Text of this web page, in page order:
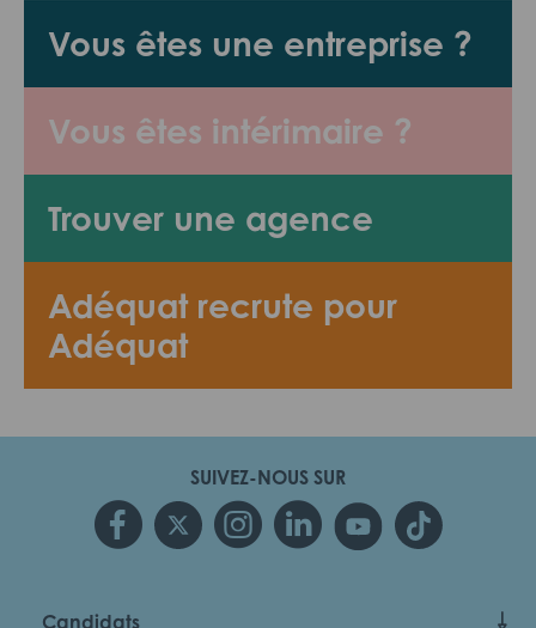
Vous êtes une entreprise ?
Vous êtes intérimaire ?
Trouver une agence
Adéquat recrute pour
Adéquat
SUIVEZ-NOUS SUR
Candidats